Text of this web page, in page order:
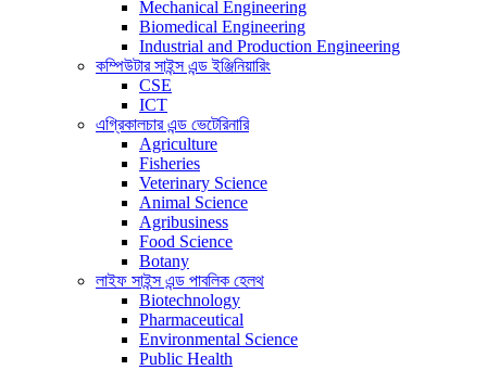
Mechanical Engineering
Biomedical Engineering
Industrial and Production Engineering
কম্পিউটার সাইন্স এন্ড ইঞ্জিনিয়ারিং
CSE
ICT
এগ্রিকালচার এন্ড ভেটেরিনারি
Agriculture
Fisheries
Veterinary Science
Animal Science
Agribusiness
Food Science
Botany
লাইফ সাইন্স এন্ড পাবলিক হেলথ
Biotechnology
Pharmaceutical
Environmental Science
Public Health